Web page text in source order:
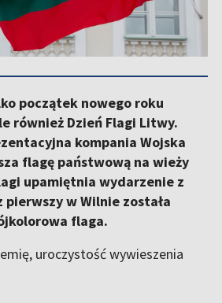
początek nowego roku
również Dzień Flagi Litwy.
kompania Wojska
flagę państwową na wieży
upamiętnia wydarzenie z
pierwszy w Wilnie została
flaga.
uroczystość wywieszenia